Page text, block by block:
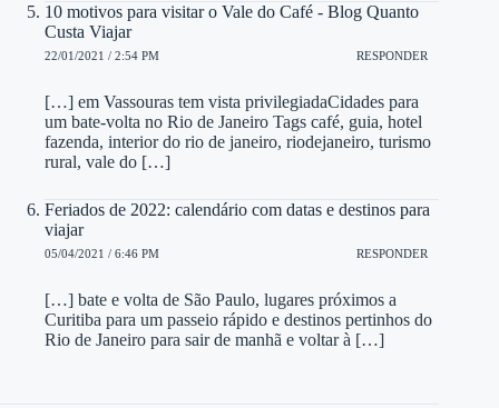
10 motivos para visitar o Vale do Café - Blog Quanto
Custa Viajar
22/01/2021 / 2:54 PM RESPONDER
[…] em Vassouras tem vista privilegiadaCidades para
um bate-volta no Rio de Janeiro Tags café, guia, hotel
fazenda, interior do rio de janeiro, riodejaneiro, turismo
rural, vale do […]
Feriados de 2022: calendário com datas e destinos para
viajar
05/04/2021 / 6:46 PM RESPONDER
[…] bate e volta de São Paulo, lugares próximos a
Curitiba para um passeio rápido e destinos pertinhos do
Rio de Janeiro para sair de manhã e voltar à […]